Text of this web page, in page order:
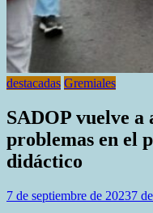
destacadas Gremiales
SADOP vuelve
problemas en el
didáctico
7 de septiembre de 20237